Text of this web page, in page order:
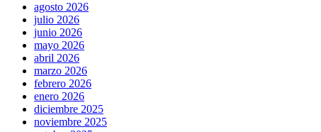
agosto 2026
julio 2026
junio 2026
mayo 2026
abril 2026
marzo 2026
febrero 2026
enero 2026
diciembre 2025
noviembre 2025